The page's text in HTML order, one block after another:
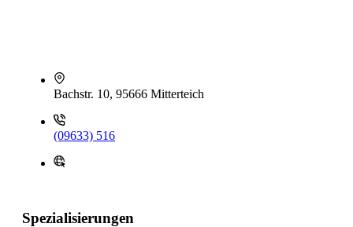
Bachstr. 10, 95666 Mitterteich
(09633) 516
Spezialisierungen